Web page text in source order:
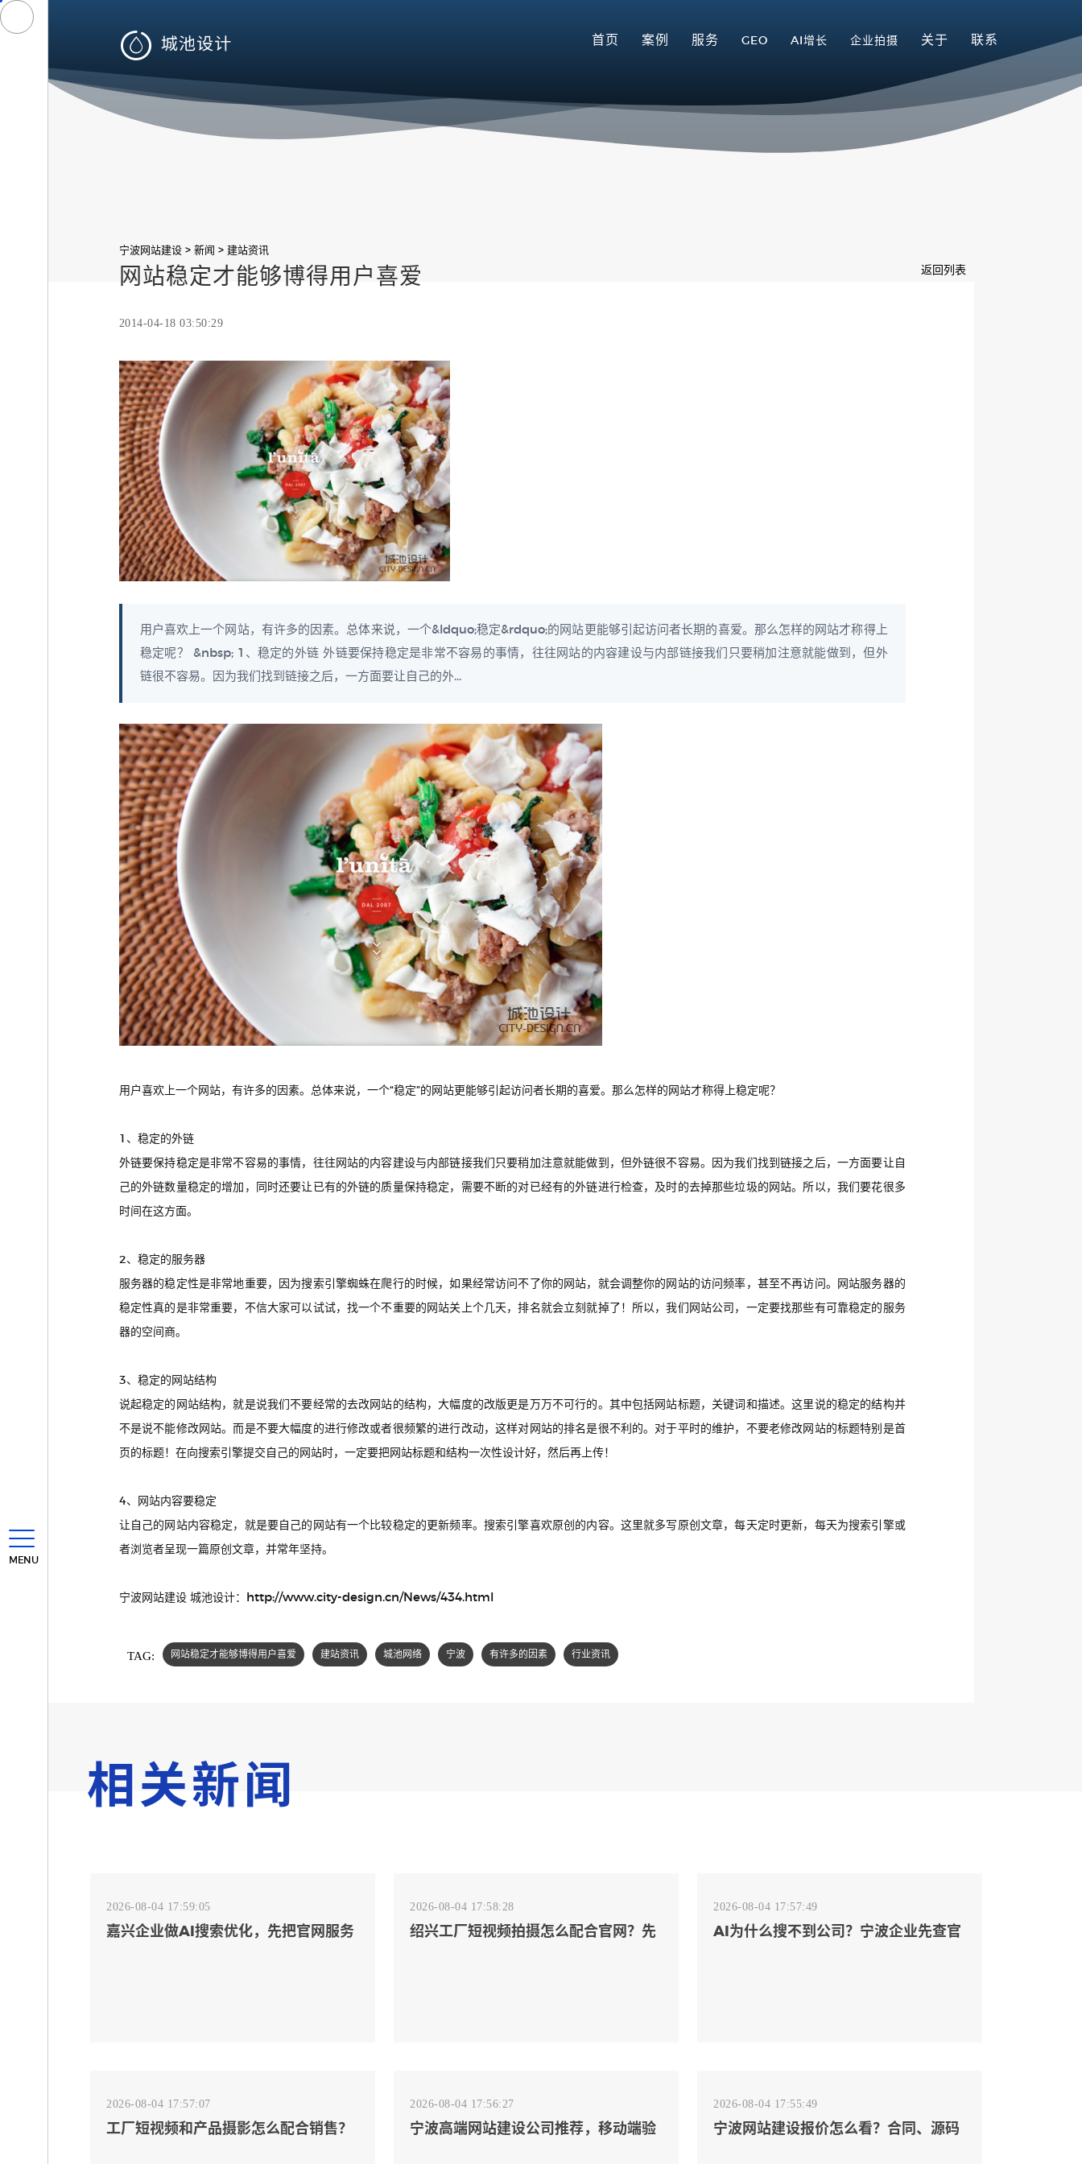
MENU
 首页 案例 服务 GEO AI增长 企业拍摄 关于 联系
宁波网站建设> 新闻 > 建站资讯
返回列表
网站稳定才能够博得用户喜爱
2014-04-18 03:50:29
用户喜欢上一个网站，有许多的因素。总体来说，一个&ldquo;稳定&rdquo;的网站更能够引起访问者长期的喜爱。那么怎样的网站才称得上
稳定呢？ &nbsp; 1、稳定的外链 外链要保持稳定是非常不容易的事情，往往网站的内容建设与内部链接我们只要稍加注意就能做到，但外
链很不容易。因为我们找到链接之后，一方面要让自己的外...
用户喜欢上一个网站，有许多的因素。总体来说，一个“稳定”的网站更能够引起访问者长期的喜爱。那么怎样的网站才称得上稳定呢？
1、稳定的外链
外链要保持稳定是非常不容易的事情，往往网站的内容建设与内部链接我们只要稍加注意就能做到，但外链很不容易。因为我们找到链接之后，一方面要让自
己的外链数量稳定的增加，同时还要让已有的外链的质量保持稳定，需要不断的对已经有的外链进行检查，及时的去掉那些垃圾的网站。所以，我们要花很多
时间在这方面。
2、稳定的服务器
服务器的稳定性是非常地重要，因为搜索引擎蜘蛛在爬行的时候，如果经常访问不了你的网站，就会调整你的网站的访问频率，甚至不再访问。网站服务器的
稳定性真的是非常重要，不信大家可以试试，找一个不重要的网站关上个几天，排名就会立刻就掉了！所以，我们网站公司，一定要找那些有可靠稳定的服务
器的空间商。
3、稳定的网站结构
说起稳定的网站结构，就是说我们不要经常的去改网站的结构，大幅度的改版更是万万不可行的。其中包括网站标题，关键词和描述。这里说的稳定的结构并
不是说不能修改网站。而是不要大幅度的进行修改或者很频繁的进行改动，这样对网站的排名是很不利的。对于平时的维护，不要老修改网站的标题特别是首
页的标题！在向搜索引擎提交自己的网站时，一定要把网站标题和结构一次性设计好，然后再上传！
4、网站内容要稳定
让自己的网站内容稳定，就是要自己的网站有一个比较稳定的更新频率。搜索引擎喜欢原创的内容。这里就多写原创文章，每天定时更新，每天为搜索引擎或
者浏览者呈现一篇原创文章，并常年坚持。
宁波网站建设 城池设计： http://www.city-design.cn/News/434.html
TAG: 网站稳定才能够博得用户喜爱 建站资讯 城池网络 宁波 有许多的因素 行业资讯
相关新闻
2026-08-04 17:59:05
嘉兴企业做AI搜索优化，先把官网服务
2026-08-04 17:58:28
绍兴工厂短视频拍摄怎么配合官网？先
2026-08-04 17:57:49
AI为什么搜不到公司？宁波企业先查官
2026-08-04 17:57:07
工厂短视频和产品摄影怎么配合销售？
2026-08-04 17:56:27
宁波高端网站建设公司推荐，移动端验
2026-08-04 17:55:49
宁波网站建设报价怎么看？合同、源码